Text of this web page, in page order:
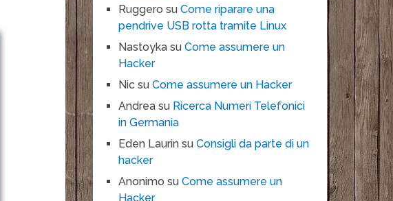
Ruggero suCome riparare una
pendrive USB rotta tramite Linux
Nastoyka suCome assumere un
Hacker
Nic suCome assumere un Hacker
Andrea su Ricerca Numeri Telefonici
in Germania
Eden Laurin suConsigli da parte di un
hacker
Anonimo suCome assumere un
Hacker